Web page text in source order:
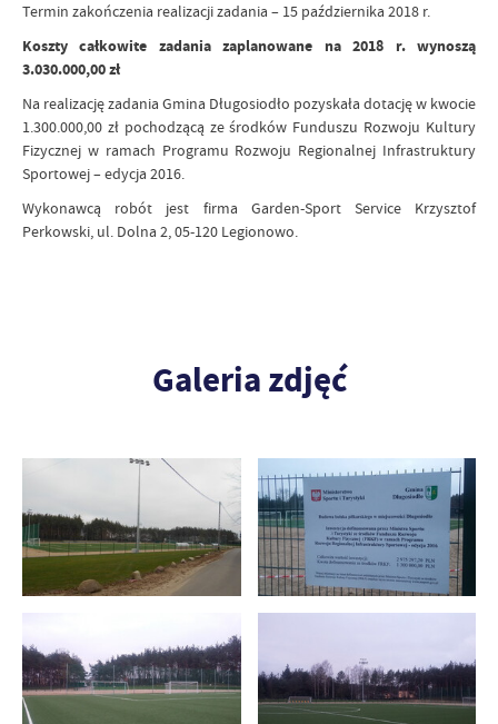
Termin zakończenia realizacji zadania – 15 października 2018 r.
Koszty całkowite zadania zaplanowane na 2018 r. wynoszą
3.030.000,00 zł
Na realizację zadania Gmina Długosiodło pozyskała dotację w kwocie
1.300.000,00 zł pochodzącą ze środków Funduszu Rozwoju Kultury
Fizycznej w ramach Programu Rozwoju Regionalnej Infrastruktury
Sportowej – edycja 2016.
Wykonawcą robót jest firma Garden-Sport Service Krzysztof
Perkowski, ul. Dolna 2, 05-120 Legionowo.
Galeria zdjęć